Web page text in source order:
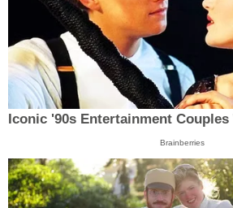
Iconic '90s Entertainment
Brainberries